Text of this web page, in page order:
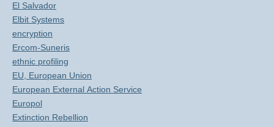
El Salvador
Elbit Systems
encryption
Ercom-Suneris
ethnic profiling
EU, European Union
European External Action Service
Europol
Extinction Rebellion